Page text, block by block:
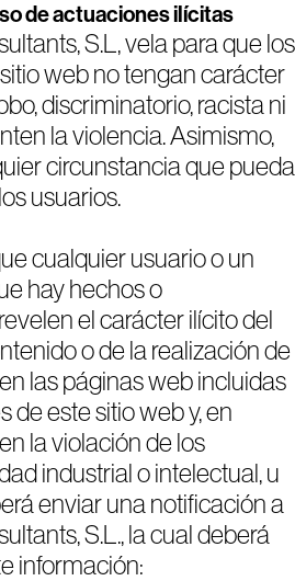
de actuaciones ilícitas
S.L, vela para que los
web no tengan carácter
discriminatorio, racista ni
la violencia. Asimismo,
circunstancia que pueda
usuarios.
cualquier usuario o un
hay hechos o
el carácter ilícito del
o de la realización de
las páginas web incluidas
de este sitio web y, en
la violación de los
industrial o intelectual, u
enviar una notificación a
S.L., la cual deberá
información: